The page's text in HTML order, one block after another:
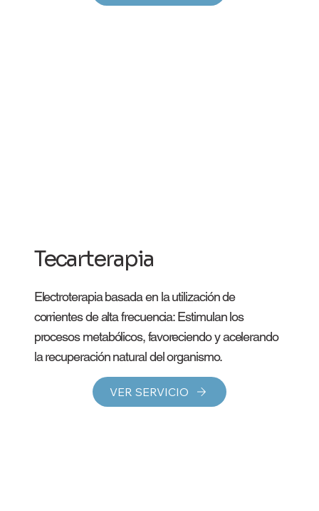
Tecarterapia
Electroterapia basada en la utilización de
corrientes de alta frecuencia: Estimulan los
procesos metabólicos, favoreciendo y acelerando
la recuperación natural del organismo.
VER SERVICIO